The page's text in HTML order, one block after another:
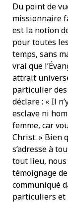
Du point de
missionnaire
est la notion
pour toutes
temps, sans
vrai que
attrait
particulier des
déclare : « Il
esclave ni
femme, car
Christ. » Bien
s’adresse à
tout lieu,
témoignage
communiqué
particuliers et